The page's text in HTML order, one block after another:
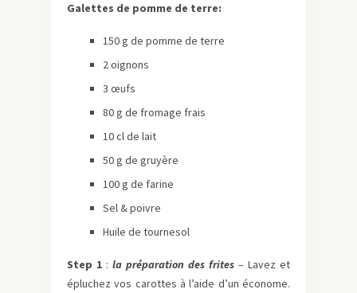
Galettes de pomme de terre:
150 g de pomme de terre
2 oignons
3 œufs
80 g de fromage frais
10 cl de lait
50 g de gruyère
100 g de farine
Sel & poivre
Huile de tournesol
Step 1 : la préparation des frites – Lavez et
épluchez vos carottes à l’aide d’un économe.